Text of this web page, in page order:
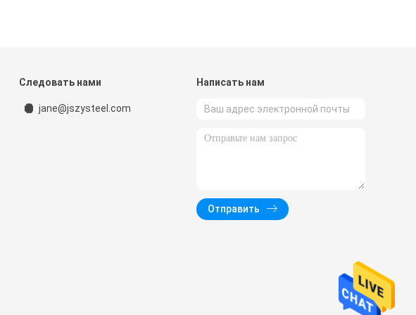
Следовать нами
jane@jszysteel.com
Написать нам
Отправить